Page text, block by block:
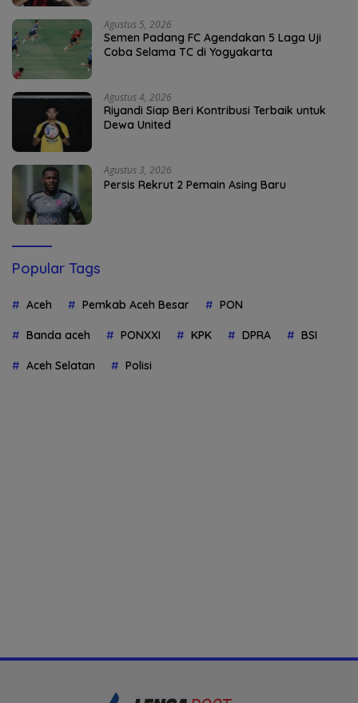
Agustus 5, 2026
Semen Padang FC Agendakan 5 Laga Uji
Coba Selama TC di Yogyakarta
Agustus 4, 2026
Riyandi Siap Beri Kontribusi Terbaik untuk
Dewa United
Agustus 3, 2026
Persis Rekrut 2 Pemain Asing Baru
Popular Tags
Aceh Pemkab Aceh Besar PON
Banda aceh PONXXI KPK DPRA BSI
Aceh Selatan Polisi